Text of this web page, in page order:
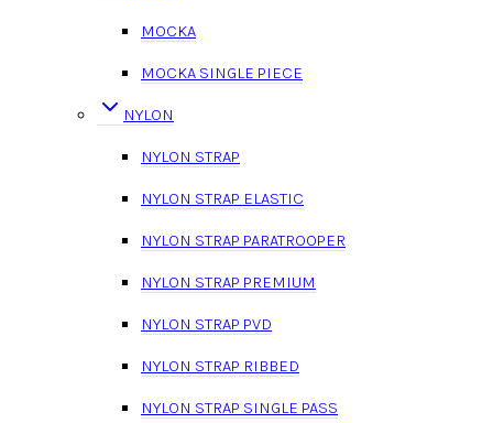
MOCKA
MOCKA SINGLE PIECE
NYLON
NYLON STRAP
NYLON STRAP ELASTIC
NYLON STRAP PARATROOPER
NYLON STRAP PREMIUM
NYLON STRAP PVD
NYLON STRAP RIBBED
NYLON STRAP SINGLE PASS